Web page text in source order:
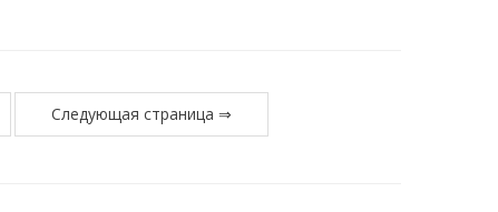
Следующая страница ⇒